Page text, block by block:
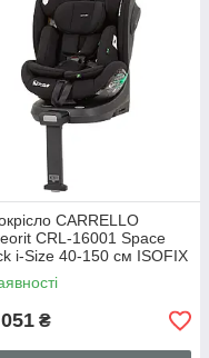
CARRELLO
CRL-16001 Space
i-Size 40-150 см ISOFIX
і опорною
₴